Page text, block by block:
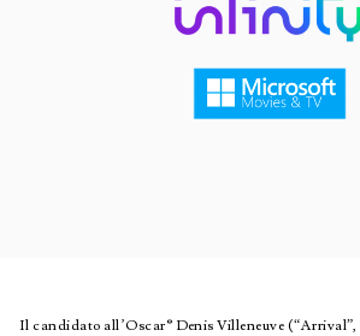
Il candidato all’Oscar® Denis Villeneuve (“Arrival”,